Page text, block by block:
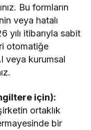
Bu formların
veya hatalı
yılı itibarıyla sabit
otomatiğe
veya kurumsal
için):
ortaklık
bir